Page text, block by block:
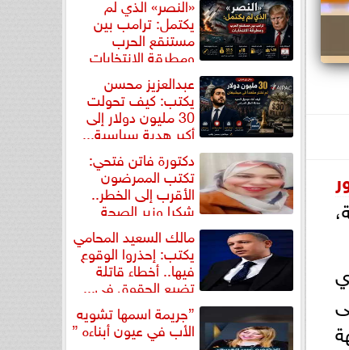
يكتمل: ترامب بين
مستنقع الحرب
ومطرقة الانتخابات
عبدالعزيز محسن
يكتب: كيف تحولت
30 مليون دولار إلى
أكبر هدية سياسية...
دكتورة فاتن فتحي:
تكتب الممرضون
الأقرب إلى الخطر..
شكرا وزير الصحة
لتكريم... مالك السعيد المحامي
يكتب: إحذروا الوقوع
فيها.. أخطاء قاتلة
تضيع الحقوق في...
”جريمة اسمها تشويه
الأب في عيون أبناءه ”